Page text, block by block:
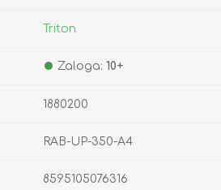
Triton
Zaloga: 10+
1880200
RAB-UP-350-A4
8595105076316